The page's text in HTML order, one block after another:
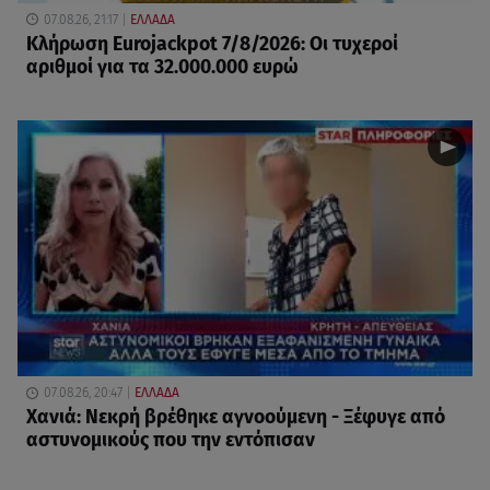
07.08.26, 21:17 ΕΛΛΑΔΑ
Κλήρωση Eurojackpot 7/8/2026: Οι τυχεροί
αριθμοί για τα 32.000.000 ευρώ
07.08.26, 20:47 ΕΛΛΑΔΑ
Χανιά: Νεκρή βρέθηκε αγνοούμενη - Ξέφυγε από
αστυνομικούς που την εντόπισαν